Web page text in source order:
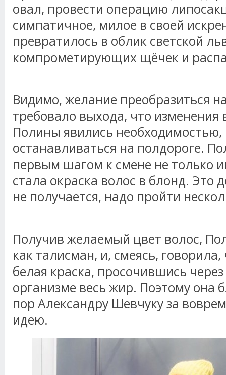
овал, провести операцию
симпатичное, милое в своей
превратилось в облик светской
компрометирующих щёчек и
Видимо, желание преобразиться
требовало выхода, что изменения
Полины явились необходимостью,
останавливаться на полдороге.
первым шагом к смене не только
стала окраска волос в блонд. Это
не получается, надо пройти
Получив желаемый цвет волос,
как талисман, и, смеясь, говорила,
белая краска, просочившись
организме весь жир. Поэтому она
пор Александру Шевчуку за
идею.